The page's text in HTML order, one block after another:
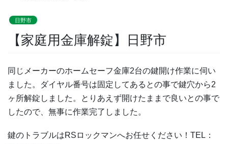
日野市
【家庭用金庫解錠】日野市
同じメーカーのホームセーフ金庫2台の鍵開け作業に伺い
ました。ダイヤル番号は固定してあるとの事で鍵穴から2
ヶ所解錠しました。とりあえず開けたままで良いとの事で
したので、無事に作業完了しました。
鍵のトラブルはRSロックマンへお任せください！TEL：